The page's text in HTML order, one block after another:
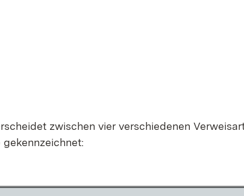
zwi­schen vier ver­schie­de­nen